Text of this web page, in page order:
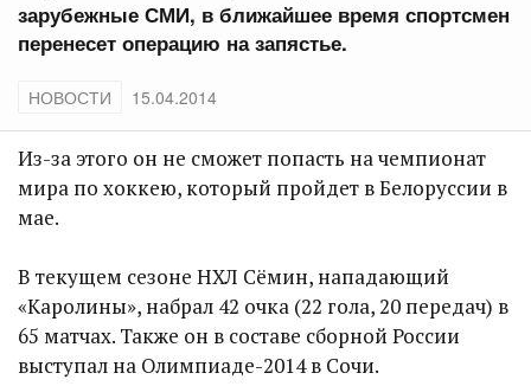
зарубежные СМИ, в ближайшее время спортсмен
перенесет операцию на запястье.
НОВОСТИ 15.04.2014
Из-за этого он не сможет попасть на чемпионат
мира по хоккею, который пройдет в Белоруссии в
мае.
В текущем сезоне НХЛ Сёмин, нападающий
«Каролины», набрал 42 очка (22 гола, 20 передач) в
65 матчах. Также он в составе сборной России
выступал на Олимпиаде-2014 в Сочи.